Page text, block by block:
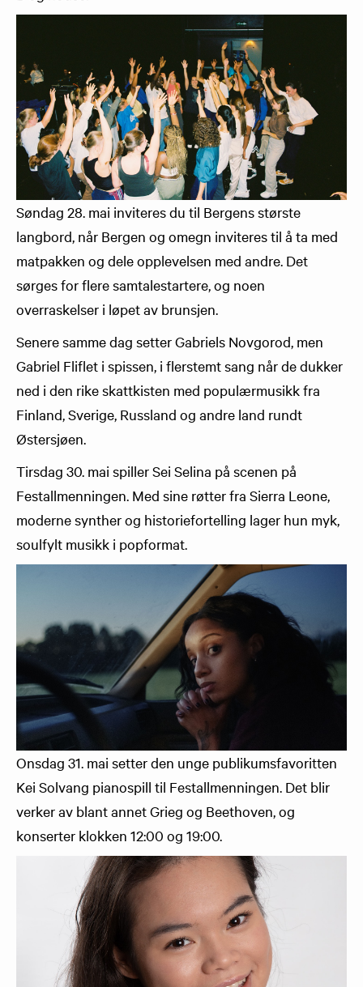
Søndag 28. mai inviteres du til Bergens største
langbord, når Bergen og omegn inviteres til å ta med
matpakken og dele opplevelsen med andre. Det
sørges for flere samtalestartere, og noen
overraskelser i løpet av brunsjen.
Senere samme dag setter Gabriels Novgorod, men
Gabriel Fliflet i spissen, i flerstemt sang når de dukker
ned i den rike skattkisten med populærmusikk fra
Finland, Sverige, Russland og andre land rundt
Østersjøen.
Tirsdag 30. mai spiller Sei Selina på scenen på
Festallmenningen. Med sine røtter fra Sierra Leone,
moderne synther og historiefortelling lager hun myk,
soulfylt musikk i popformat.
Onsdag 31. mai setter den unge publikumsfavoritten
Kei Solvang pianospill til Festallmenningen. Det blir
verker av blant annet Grieg og Beethoven, og
konserter klokken 12:00 og 19:00.